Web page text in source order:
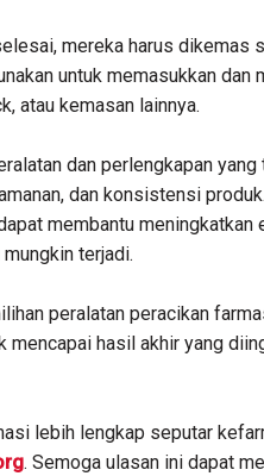
mereka harus dikemas
untuk memasukkan dan
atau kemasan lainnya.
dan perlengkapan
dan konsistensi
membantu
terjadi.
peralatan peracikan
mencapai hasil akhir yang
lebih lengkap seputar
. Semoga ulasan ini dapat